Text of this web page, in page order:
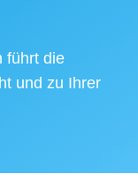
führt die
und zu Ihrer